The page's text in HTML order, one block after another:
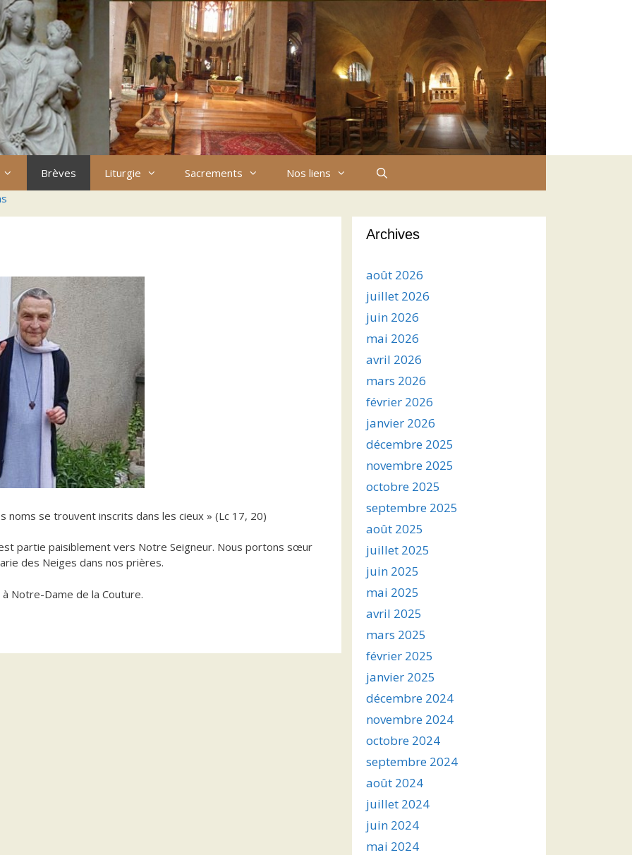
Brèves Liturgie Sacrements
Nos liens
noms se trouvent inscrits dans les cieux » (Lc 17, 20)
partie paisiblement vers Notre Seigneur. Nous portons sœur
des Neiges dans nos prières.
Notre-Dame de la Couture.
Archives
août 2026
juillet 2026
juin 2026
mai 2026
avril 2026
mars 2026
février 2026
janvier 2026
décembre 2025
novembre 2025
octobre 2025
septembre 2025
août 2025
juillet 2025
juin 2025
mai 2025
avril 2025
mars 2025
février 2025
janvier 2025
décembre 2024
novembre 2024
octobre 2024
septembre 2024
août 2024
juillet 2024
juin 2024
mai 2024